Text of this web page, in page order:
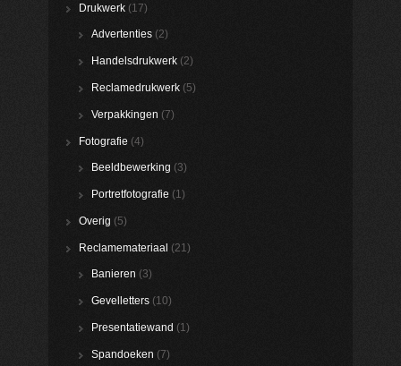
Drukwerk (17)
Advertenties (2)
Handelsdrukwerk (2)
Reclamedrukwerk (5)
Verpakkingen (7)
Fotografie (4)
Beeldbewerking (3)
Portretfotografie (1)
Overig (5)
Reclamemateriaal (21)
Banieren (3)
Gevelletters (10)
Presentatiewand (1)
Spandoeken (7)